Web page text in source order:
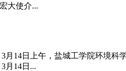
大使介...
14日上午，盐城工学院环境
月14日...